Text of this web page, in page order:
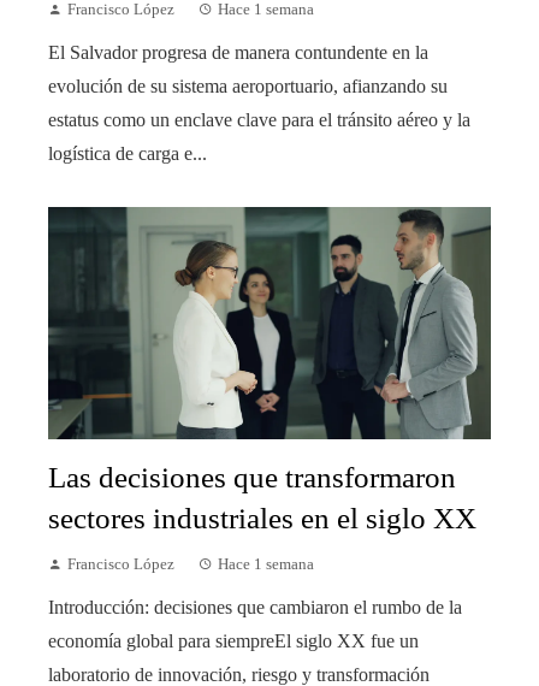
Francisco López Hace 1 semana
El Salvador progresa de manera contundente en la
evolución de su sistema aeroportuario, afianzando su
estatus como un enclave clave para el tránsito aéreo y la
logística de carga e...
Las decisiones que transformaron
sectores industriales en el siglo XX
Francisco López Hace 1 semana
Introducción: decisiones que cambiaron el rumbo de la
economía global para siempreEl siglo XX fue un
laboratorio de innovación, riesgo y transformación